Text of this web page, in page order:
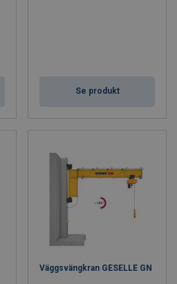
Se produkt
Väggsvängkran GESELLE GN